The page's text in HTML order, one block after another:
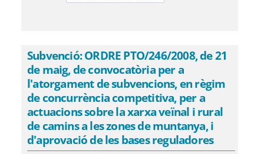
Subvenció: ORDRE PTO/246/2008, de 21
de maig, de convocatòria per a
l'atorgament de subvencions, en règim
de concurrència competitiva, per a
actuacions sobre la xarxa veïnal i rural
de camins a les zones de muntanya, i
d'aprovació de les bases reguladores